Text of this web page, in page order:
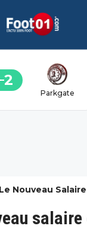
2
Parkgate
Nouveau